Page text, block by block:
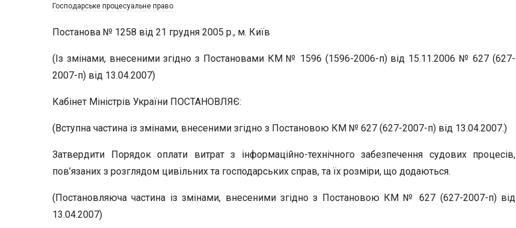
Господарське процесуальне право
Постанова № 1258 від 21 грудня 2005 р., м. Київ
(Із змінами, внесеними згідно з Постановами КМ № 1596 (1596-2006-п) від 15.11.2006 № 627 (627-
2007-п) від 13.04.2007)
Кабінет Міністрів України ПОСТАНОВЛЯЄ:
(Вступна частина із змінами, внесеними згідно з Постановою КМ № 627 (627-2007-п) від 13.04.2007.)
Затвердити Порядок оплати витрат з інформаційно-технічного забезпечення судових процесів,
пов’язаних з розглядом цивільних та господарських справ, та їх розміри, що додаються.
(Постановляюча частина із змінами, внесеними згідно з Постановою КМ № 627 (627-2007-п) від
13.04.2007)